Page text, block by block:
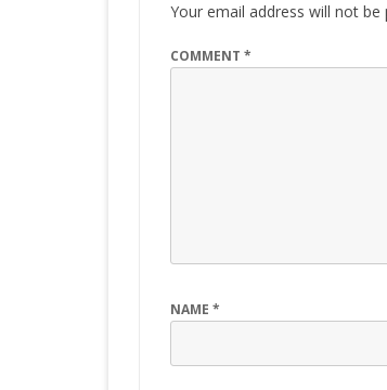
Your email address will not be
COMMENT *
NAME *